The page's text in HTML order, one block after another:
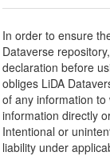
In order to ensure
Dataverse
declaration before
obliges LiDA
of any information
information directly
Intentional or
liability under